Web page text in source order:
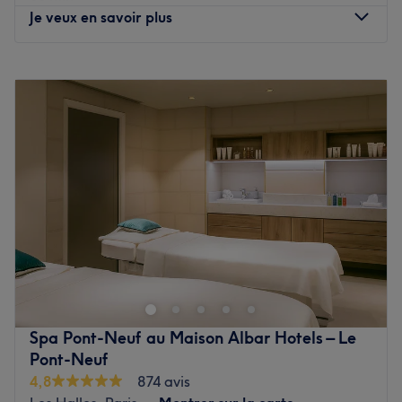
Les spécialités de l’établissement :
'On y retrouve pleins
de soins pour les mains et les pieds, ou encore des
extensions d'ongles et des épilations.
Voir le salon
Je veux en savoir plus
Mardi
10:00
Mercredi
10:00 –20:00
10:00
20:00
10:00 – 20:00
20:00
Situé dans le 10è arrondissement de Paris, YW onglerie
paris 10ème est un bar à ongles à l'ambiance conviviale
et décontractée. Woondy, professionnelle ongulaire et
passionnée, vous accueille avec le sourire. Elle vous
proposera une large gamme de prestations pour la mise
en beauté de vos ongles. Des poses de vernis, des
beautés des mains et des pieds, des rallongements ou
nail art, rien n'est oublié pour prendre soin de vous !
Spa Pont-Neuf au Maison Albar Hotels – Le
Pont-Neuf
4,8
874 avis